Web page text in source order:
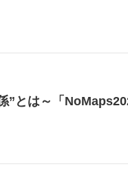
”とは～「